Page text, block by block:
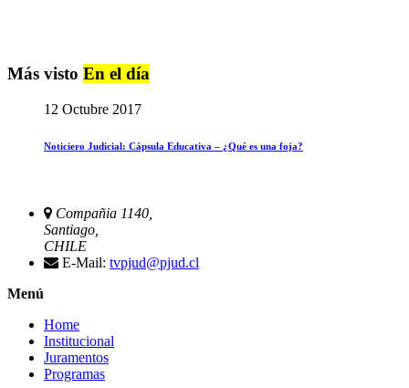
Más visto En el día
12 Octubre 2017
Noticiero Judicial: Cápsula Educativa – ¿Qué es una foja?
Compañia 1140,
Santiago,
CHILE
E-Mail: tvpjud@pjud.cl
Menú
Home
Institucional
Juramentos
Programas